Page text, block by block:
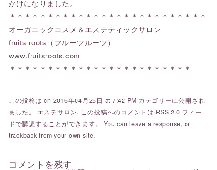
かけになりました。
＊＊＊＊＊＊＊＊＊＊＊＊＊＊＊＊＊＊＊＊＊＊＊＊＊＊
オーガニックコスメ＆エステティックサロン
fruits roots（フルーツルーツ）
www.fruitsroots.com
＊＊＊＊＊＊＊＊＊＊＊＊＊＊＊＊＊＊＊＊＊＊＊＊
この投稿は on 2016年04月25日 at 7:42 PM カテゴリーに公開され
ました。 エステサロン. この投稿へのコメントは RSS 2.0 フィー
ドで購読することができます。 You canleave a response, or
trackback from your own site.
コメントを残す